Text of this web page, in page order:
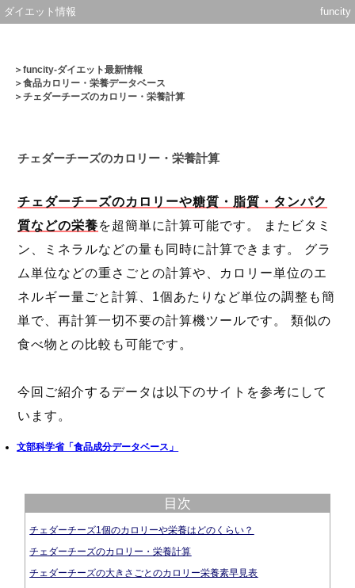
ダイエット情報 funcity
＞funcity-ダイエット最新情報
＞食品カロリー・栄養データベース
＞チェダーチーズのカロリー・栄養計算
チェダーチーズのカロリー・栄養計算
チェダーチーズのカロリーや糖質・脂質・タンパク
質などの栄養を超簡単に計算可能です。 またビタミ
ン、ミネラルなどの量も同時に計算できます。 グラ
ム単位などの重さごとの計算や、カロリー単位のエ
ネルギー量ごと計算、1個あたりなど単位の調整も簡
単で、再計算一切不要の計算機ツールです。 類似の
食べ物との比較も可能です。
今回ご紹介するデータは以下のサイトを参考にして
います。
文部科学省「食品成分データベース」
目次
チェダーチーズ1個のカロリーや栄養はどのくらい？
チェダーチーズのカロリー・栄養計算
チェダーチーズの大きさごとのカロリー栄養素早見表